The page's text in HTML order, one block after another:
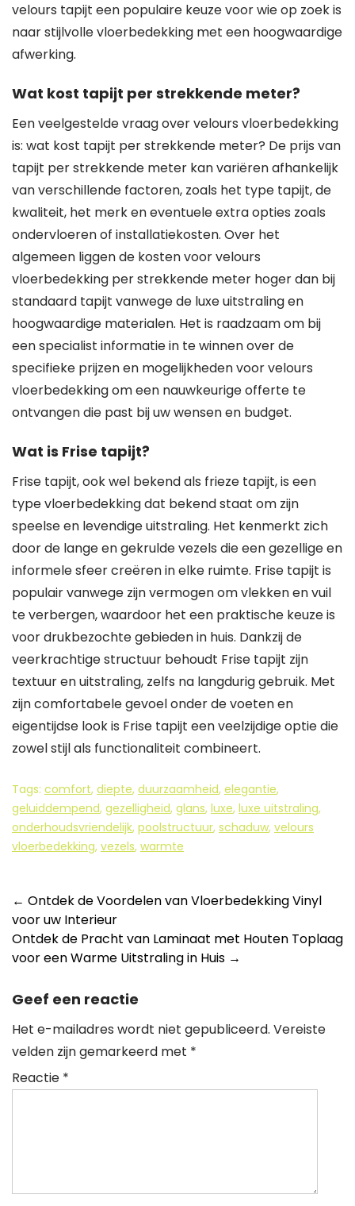
velours tapijt een populaire keuze voor wie op zoek is
naar stijlvolle vloerbedekking met een hoogwaardige
afwerking.
Wat kost tapijt per strekkende meter?
Een veelgestelde vraag over velours vloerbedekking
is: wat kost tapijt per strekkende meter? De prijs van
tapijt per strekkende meter kan variëren afhankelijk
van verschillende factoren, zoals het type tapijt, de
kwaliteit, het merk en eventuele extra opties zoals
ondervloeren of installatiekosten. Over het
algemeen liggen de kosten voor velours
vloerbedekking per strekkende meter hoger dan bij
standaard tapijt vanwege de luxe uitstraling en
hoogwaardige materialen. Het is raadzaam om bij
een specialist informatie in te winnen over de
specifieke prijzen en mogelijkheden voor velours
vloerbedekking om een nauwkeurige offerte te
ontvangen die past bij uw wensen en budget.
Wat is Frise tapijt?
Frise tapijt, ook wel bekend als frieze tapijt, is een
type vloerbedekking dat bekend staat om zijn
speelse en levendige uitstraling. Het kenmerkt zich
door de lange en gekrulde vezels die een gezellige en
informele sfeer creëren in elke ruimte. Frise tapijt is
populair vanwege zijn vermogen om vlekken en vuil
te verbergen, waardoor het een praktische keuze is
voor drukbezochte gebieden in huis. Dankzij de
veerkrachtige structuur behoudt Frise tapijt zijn
textuur en uitstraling, zelfs na langdurig gebruik. Met
zijn comfortabele gevoel onder de voeten en
eigentijdse look is Frise tapijt een veelzijdige optie die
zowel stijl als functionaliteit combineert.
Tags: comfort, diepte, duurzaamheid, elegantie,
geluiddempend, gezelligheid, glans, luxe, luxe uitstraling,
onderhoudsvriendelijk, poolstructuur, schaduw, velours
vloerbedekking, vezels, warmte
Berichtnavigatie
← Ontdek de Voordelen van Vloerbedekking Vinyl
voor uw Interieur
Ontdek de Pracht van Laminaat met Houten Toplaag
voor een Warme Uitstraling in Huis →
Geef een reactie
Het e-mailadres wordt niet gepubliceerd. Vereiste
velden zijn gemarkeerd met *
Reactie *